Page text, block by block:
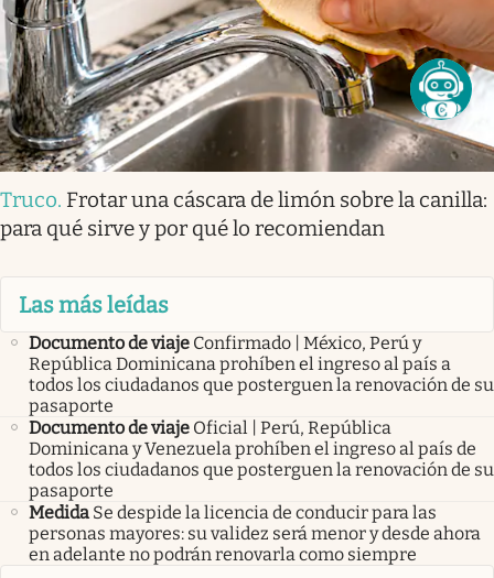
Truco. Frotar una cáscara de limón sobre la canilla:
para qué sirve y por qué lo recomiendan
Las más leídas
Documento de viaje Confirmado | México, Perú y
República Dominicana prohíben el ingreso al país a
todos los ciudadanos que posterguen la renovación de su
pasaporte
Documento de viaje Oficial | Perú, República
Dominicana y Venezuela prohíben el ingreso al país de
todos los ciudadanos que posterguen la renovación de su
pasaporte
Medida Se despide la licencia de conducir para las
personas mayores: su validez será menor y desde ahora
en adelante no podrán renovarla como siempre